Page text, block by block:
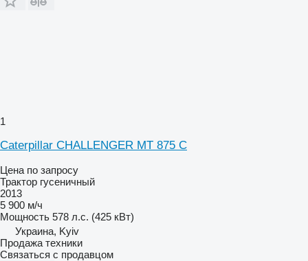
1
Caterpillar CHALLENGER MT 875 C
Цена по запросу
Трактор гусеничный
2013
5 900 м/ч
Мощность 578 л.с. (425 кВт)
Украина, Kyiv
Продажа техники
Связаться с продавцом